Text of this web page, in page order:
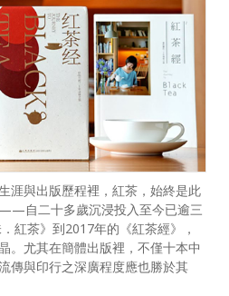
涯與出版歷程裡，紅茶，始終是此
自二十多歲沉浸投入至今已逾三
紅茶》到2017年的《紅茶經》，
。尤其在簡體出版裡，不僅十本中
傳與印行之深廣程度應也勝於其